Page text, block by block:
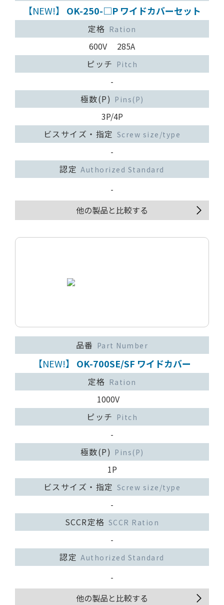
【NEW!】 OK-250-□P ワイドカバーセット
定格 Ration
600V 285A
ピッチ Pitch
-
極数(P) Pins(P)
3P/4P
ビスサイズ・指定 Screw size/type
-
認定 Authorized Standard
-
他の製品と比較する
品番 Part Number
【NEW!】 OK-700SE/SF ワイドカバー
定格 Ration
1000V
ピッチ Pitch
-
極数(P) Pins(P)
1P
ビスサイズ・指定 Screw size/type
-
SCCR定格 SCCR Ration
-
認定 Authorized Standard
-
他の製品と比較する